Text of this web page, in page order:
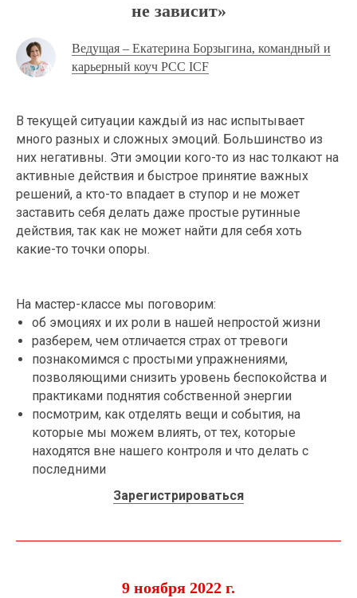
не зависит»
Ведущая – Екатерина Борзыгина, командный и
карьерный коуч PCC ICF
В текущей ситуации каждый из нас испытывает
много разных и сложных эмоций. Большинство из
них негативны. Эти эмоции кого-то из нас толкают на
активные действия и быстрое принятие важных
решений, а кто-то впадает в ступор и не может
заставить себя делать даже простые рутинные
действия, так как не может найти для себя хоть
какие-то точки опоры.
На мастер-классе мы поговорим:
об эмоциях и их роли в нашей непростой жизни
разберем, чем отличается страх от тревоги
познакомимся с простыми упражнениями,
позволяющими снизить уровень беспокойства и
практиками поднятия собственной энергии
посмотрим, как отделять вещи и события, на
которые мы можем влиять, от тех, которые
находятся вне нашего контроля и что делать с
последними
Зарегистрироваться
9 ноября 2022 г.